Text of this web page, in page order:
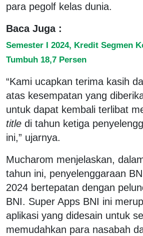
para pegolf kelas dunia.
Baca Juga :
Semester I 2024, Kredit Segmen
Tumbuh 18,7 Persen
“Kami ucapkan terima kasih
atas kesempatan yang
untuk dapat kembali terlibat
title di tahun ketiga
ini,” ujarnya.
Mucharom menjelaskan,
tahun ini, penyelenggaraan
2024 bertepatan dengan
BNI. Super Apps BNI ini
aplikasi yang didesain untuk
memudahkan para nasabah